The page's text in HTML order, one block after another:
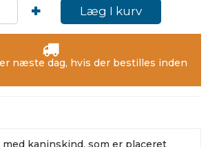
+ Læg I kurv
næste dag, hvis der bestilles inden
kaninskind, som er placeret